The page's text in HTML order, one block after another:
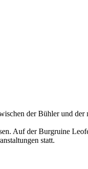
der Bühler und
Auf der Burgruine
statt.